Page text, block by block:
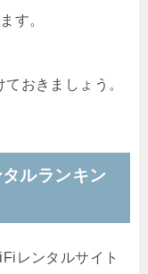
す。
おきましょう。
ルランキン
レンタルサイト